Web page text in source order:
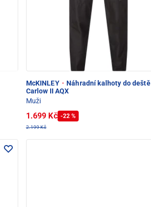
McKINLEY · Náhradní kalhoty do deště
Carlow II AQX
Muži
1.699 Kč -22 %
2.199 Kč